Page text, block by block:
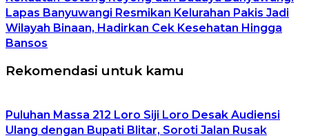
Lapas Banyuwangi Resmikan Kelurahan Pakis Jadi
Wilayah Binaan, Hadirkan Cek Kesehatan Hingga
Bansos
Rekomendasi untuk kamu
Puluhan Massa 212 Loro Siji Loro Desak Audiensi
Ulang dengan Bupati Blitar, Soroti Jalan Rusak